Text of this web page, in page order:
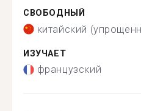
СВОБОДНЫЙ
китайский
ИЗУЧАЕТ
французский